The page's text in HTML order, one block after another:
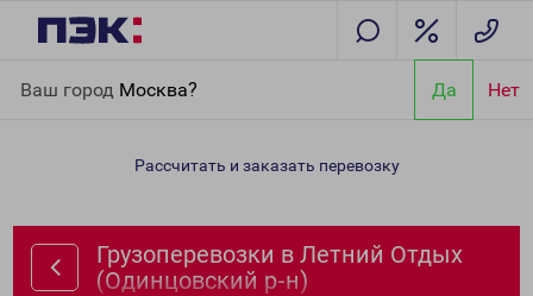
Ваш город Москва? Да Нет
(Одинцовский р-н)
Рассчитать и заказать перевозку
Грузоперевозки в Летний Отдых
(Одинцовский р-н)